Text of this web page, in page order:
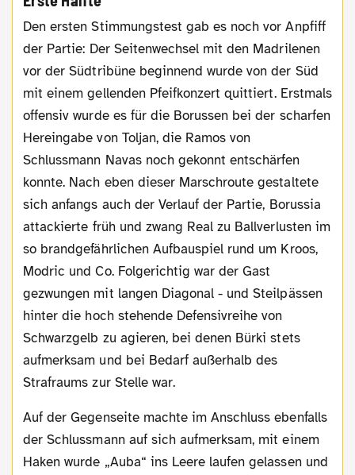
Den ersten Stimmungstest gab es noch vor Anpfiff
der Partie: Der Seitenwechsel mit den Madrilenen
vor der Südtribüne beginnend wurde von der Süd
mit einem gellenden Pfeifkonzert quittiert. Erstmals
offensiv wurde es für die Borussen bei der scharfen
Hereingabe von Toljan, die Ramos von
Schlussmann Navas noch gekonnt entschärfen
konnte. Nach eben dieser Marschroute gestaltete
sich anfangs auch der Verlauf der Partie, Borussia
attackierte früh und zwang Real zu Ballverlusten im
so brandgefährlichen Aufbauspiel rund um Kroos,
Modric und Co. Folgerichtig war der Gast
gezwungen mit langen Diagonal - und Steilpässen
hinter die hoch stehende Defensivreihe von
Schwarzgelb zu agieren, bei denen Bürki stets
aufmerksam und bei Bedarf außerhalb des
Strafraums zur Stelle war.
Auf der Gegenseite machte im Anschluss ebenfalls
der Schlussmann auf sich aufmerksam, mit einem
Haken wurde „Auba“ ins Leere laufen gelassen und